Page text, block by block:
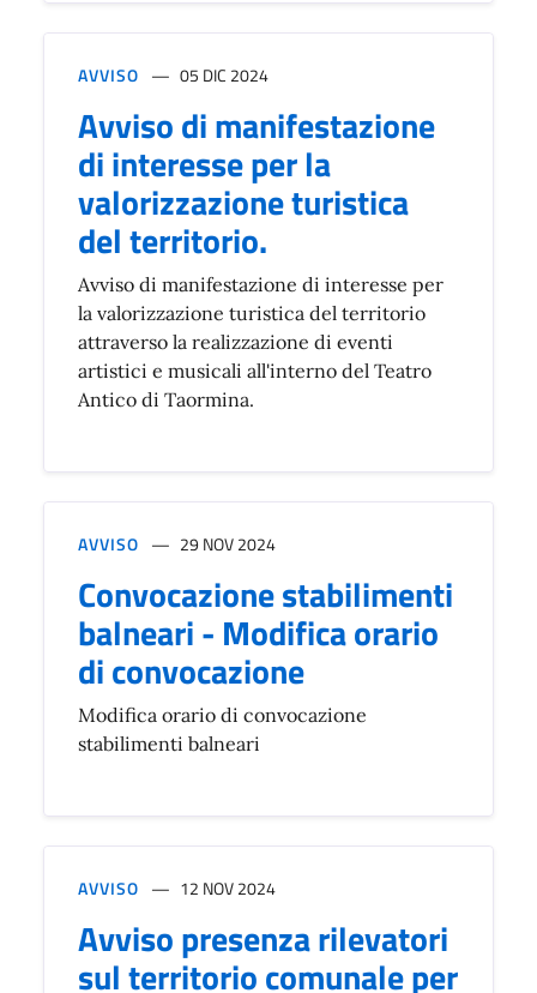
AVVISO 05 DIC 2024
Avviso di manifestazione
di interesse per la
valorizzazione turistica
del territorio.
Avviso di manifestazione di interesse per
la valorizzazione turistica del territorio
attraverso la realizzazione di eventi
artistici e musicali all'interno del Teatro
Antico di Taormina.
AVVISO 29 NOV 2024
Convocazione stabilimenti
balneari - Modifica orario
di convocazione
Modifica orario di convocazione
stabilimenti balneari
AVVISO 12 NOV 2024
Avviso presenza rilevatori
sul territorio comunale per